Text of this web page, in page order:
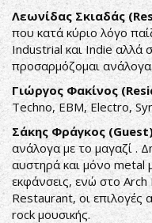
Λεωνίδας Σκιαδάς
που κατά κύριο λόγο
Industrial και Indie αλλά
προσαρμόζομαι
Γιώργος Φακίνος
Techno, EBM, Electro,
Σάκης Φράγκος
ανάλογα με το μαγαζί .
αυστηρά και μόνο metal
εκφάνσεις, ενώ στο
Restaurant, οι
rock μουσικής.